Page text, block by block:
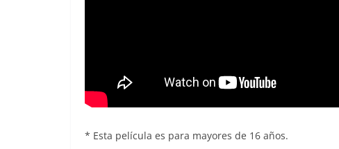
* Esta película es para mayores de 16 años.